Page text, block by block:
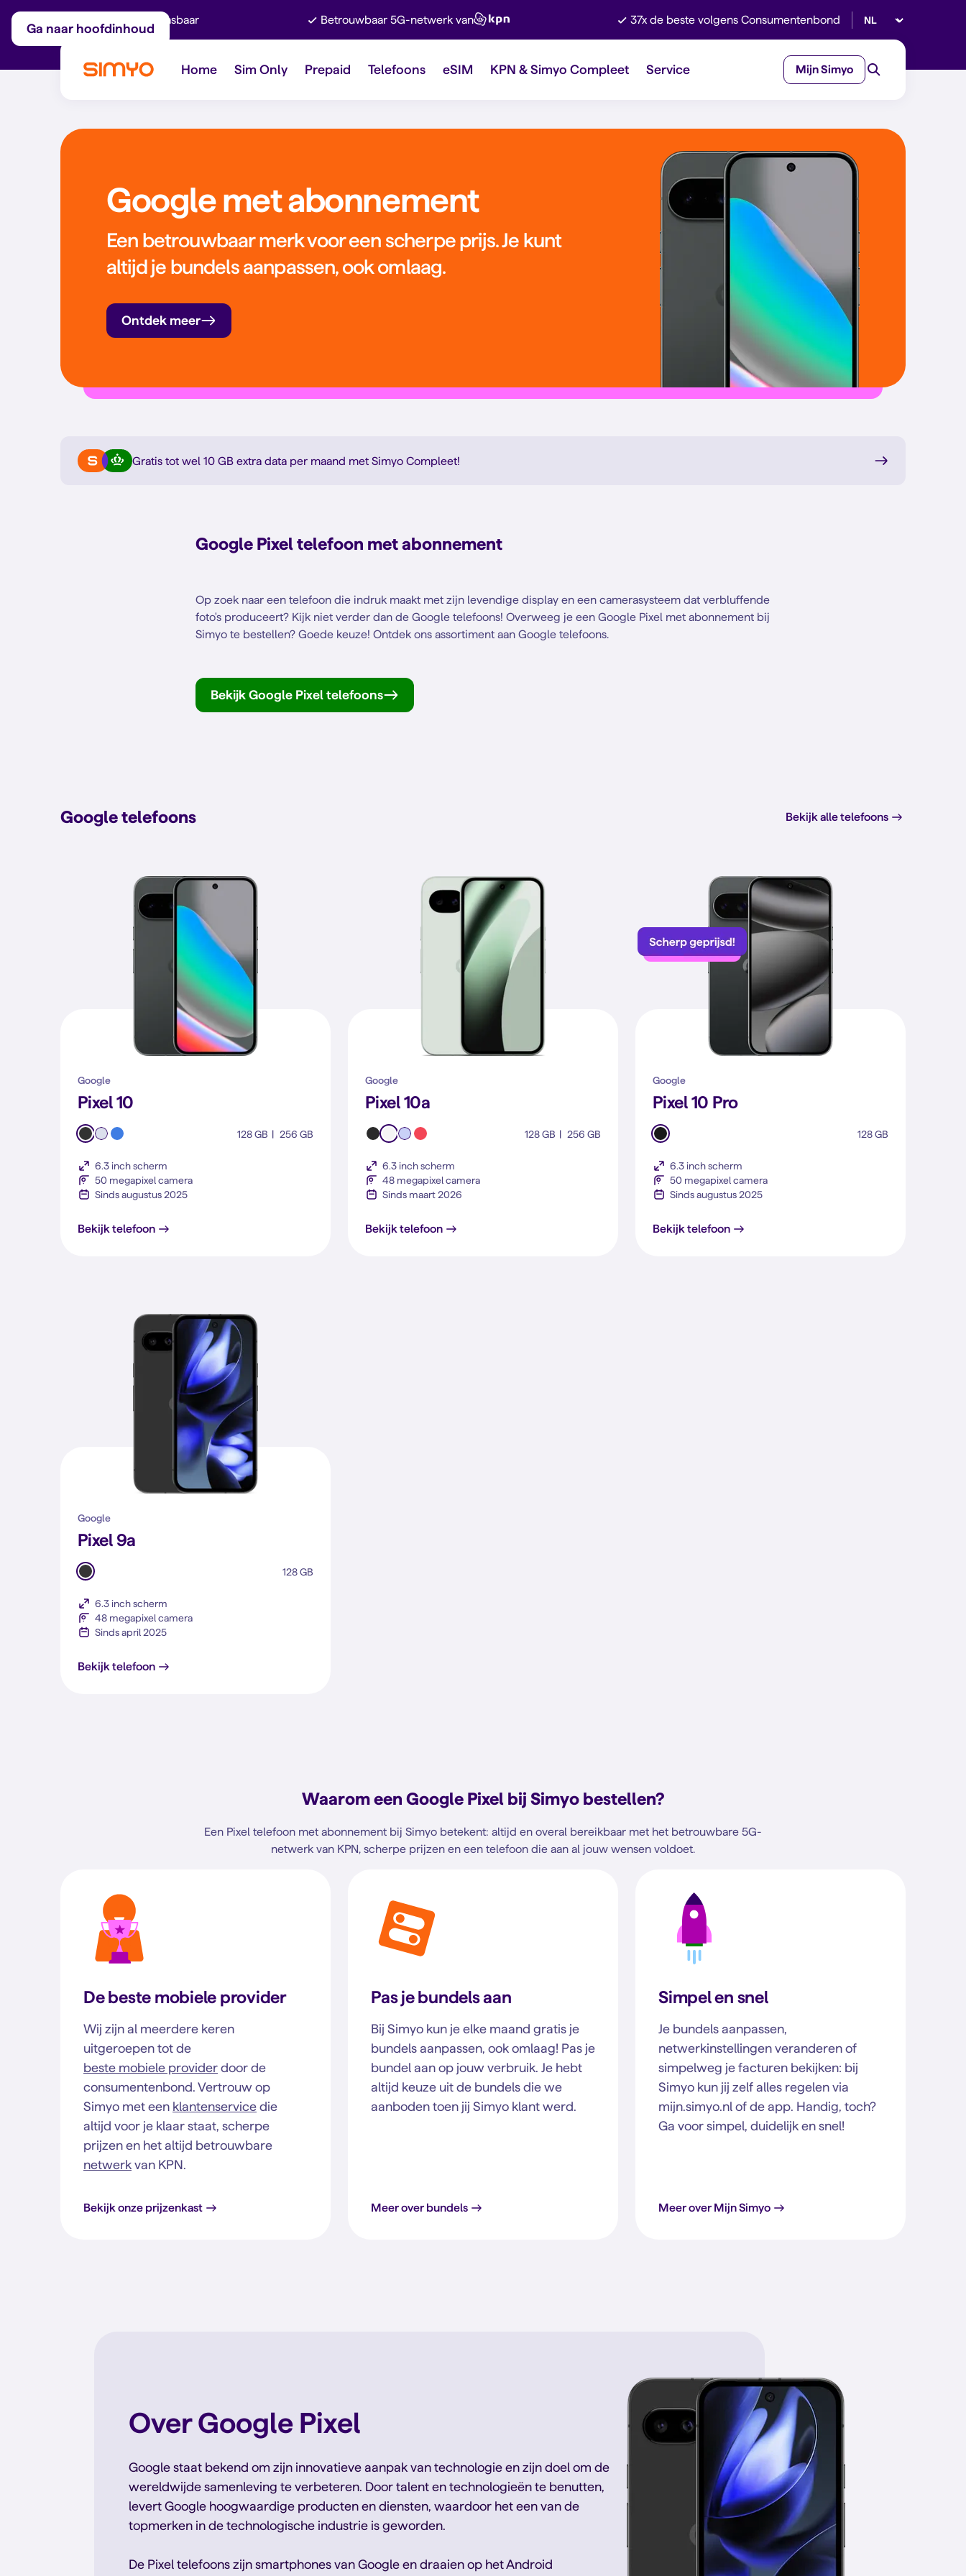
Ga naar hoofdinhoud
Maandelijks aanpasbaar Betrouwbaar 5G-netwerk van 37x de beste volgens Consumentenbond Selecteer taal
Home Sim Only Prepaid Telefoons eSIM KPN & Simyo Compleet Service Mijn Simyo
Google met abonnement
Een betrouwbaar merk voor een scherpe prijs. Je kunt
altijd je bundels aanpassen, ook omlaag.
Ontdek meer
Gratis tot wel 10 GB extra data per maand met Simyo Compleet!
Google Pixel telefoon met abonnement
Op zoek naar een telefoon die indruk maakt met zijn levendige display en een camerasysteem dat verbluffende
foto's produceert? Kijk niet verder dan de Google telefoons! Overweeg je een Google Pixel met abonnement bij
Simyo te bestellen? Goede keuze! Ontdek ons assortiment aan Google telefoons.
Bekijk Google Pixel telefoons
Google telefoons Bekijk alle telefoons
Google
Pixel 10
128 GB 256 GB
6.3 inch scherm
50 megapixel camera
Sinds augustus 2025
Bekijk telefoonPixel 10
Google
Pixel 10a
128 GB 256 GB
6.3 inch scherm
48 megapixel camera
Sinds maart 2026
Bekijk telefoonPixel 10a
Google
Pixel 10 Pro
128 GB
6.3 inch scherm
50 megapixel camera
Sinds augustus 2025
Bekijk telefoonPixel 10 Pro
Google
Pixel 9a
128 GB
6.3 inch scherm
48 megapixel camera
Sinds april 2025
Bekijk telefoonPixel 9a
Waarom een Google Pixel bij Simyo bestellen?
Een Pixel telefoon met abonnement bij Simyo betekent: altijd en overal bereikbaar met het betrouwbare 5G-
netwerk van KPN, scherpe prijzen en een telefoon die aan al jouw wensen voldoet.
De beste mobiele provider
Wij zijn al meerdere keren
uitgeroepen tot de
beste mobiele provider door de
consumentenbond. Vertrouw op
Simyo met een klantenservice die
altijd voor je klaar staat, scherpe
prijzen en het altijd betrouwbare
netwerk van KPN.
Bekijk onze prijzenkast
Pas je bundels aan
Bij Simyo kun je elke maand gratis je
bundels aanpassen, ook omlaag! Pas je
bundel aan op jouw verbruik. Je hebt
altijd keuze uit de bundels die we
aanboden toen jij Simyo klant werd.
Meer over bundels
Simpel en snel
Je bundels aanpassen,
netwerkinstellingen veranderen of
simpelweg je facturen bekijken: bij
Simyo kun jij zelf alles regelen via
mijn.simyo.nl of de app. Handig, toch?
Ga voor simpel, duidelijk en snel!
Meer over Mijn Simyo
Over Google Pixel
Google staat bekend om zijn innovatieve aanpak van technologie en zijn doel om de
wereldwijde samenleving te verbeteren. Door talent en technologieën te benutten,
levert Google hoogwaardige producten en diensten, waardoor het een van de
topmerken in de technologische industrie is geworden.
De Pixel telefoons zijn smartphones van Google en draaien op het Android